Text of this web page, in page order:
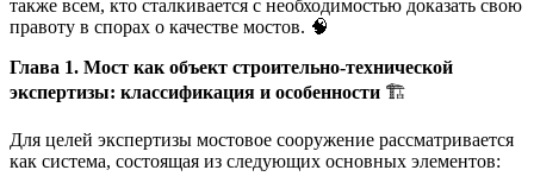
также всем, кто сталкивается с необходимостью доказать свою
правоту в спорах о качестве мостов. 🧠
Глава 1. Мост как объект строительно-технической
экспертизы: классификация и особенности 🏗️
Для целей экспертизы мостовое сооружение рассматривается
как система, состоящая из следующих основных элементов: